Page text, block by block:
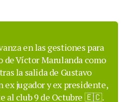
en las gestiones para
de Víctor Marulanda como
la salida de Gustavo
ex jugador y ex presidente,
al club 9 de Octubre 🇪🇨.